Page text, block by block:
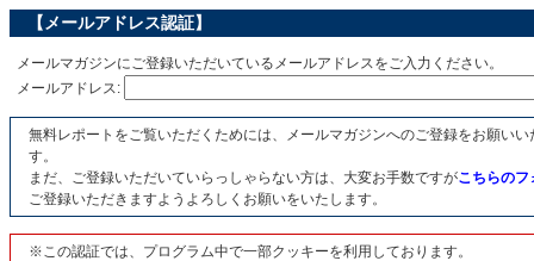
【メールアドレス認証】
メールマガジンにご登録いただいているメールアドレスをご入力ください。
メールアドレス:
無料レポートをご覧いただくためには、メールマガジンへのご登録をお願いい
す。
まだ、ご登録いただいていらっしゃらない方は、大変お手数ですがこちらのフ
ご登録いただきますようよろしくお願いをいたします。
※この認証では、プログラム中で一部クッキーを利用しております。